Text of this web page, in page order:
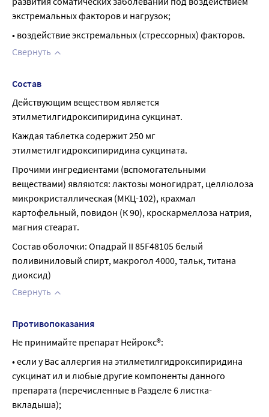
экстремальных факторов и нагрузок;
• воздействие экстремальных (стрессорных) факторов.
Свернуть
Состав
Действующим веществом является
этилметилгидроксипиридина сукцинат.
Каждая таблетка содержит 250 мг
этилметилгидроксипиридина сукцината.
Прочими ингредиентами (вспомогательными
веществами) являются: лактозы моногидрат, целлюлоза
микрокристаллическая (МКЦ-102), крахмал
картофельный, повидон (К 90), кроскармеллоза натрия,
магния стеарат.
Состав оболочки: Опадрай II 85F48105 белый
поливиниловый спирт, макрогол 4000, тальк, титана
диоксид)
Свернуть
Противопоказания
Не принимайте препарат Нейрокс®:
• если у Вас аллергия на этилметилгидроксипиридина
сукцинат ил и любые другие компоненты данного
препарата (перечисленные в Разделе 6 листка-
вкладыша);